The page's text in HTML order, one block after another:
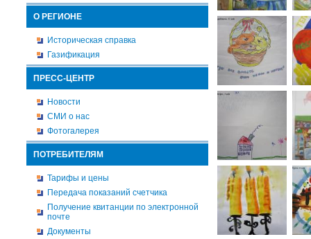
О РЕГИОНЕ
Историческая справка
Газификация
ПРЕСС-ЦЕНТР
Новости
СМИ о нас
Фотогалерея
ПОТРЕБИТЕЛЯМ
Тарифы и цены
Передача показаний счетчика
Получение квитанции по электронной
почте
Документы